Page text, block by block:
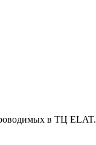
в ТЦ ELAT.